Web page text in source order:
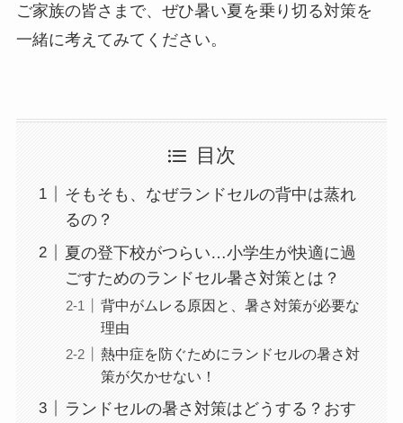
ご家族の皆さまで、ぜひ暑い夏を乗り切る対策を
一緒に考えてみてください。
目次
そもそも、なぜランドセルの背中は蒸れ
るの？
夏の登下校がつらい…小学生が快適に過
ごすためのランドセル暑さ対策とは？
背中がムレる原因と、暑さ対策が必要な
理由
熱中症を防ぐためにランドセルの暑さ対
策が欠かせない！
ランドセルの暑さ対策はどうする？おす